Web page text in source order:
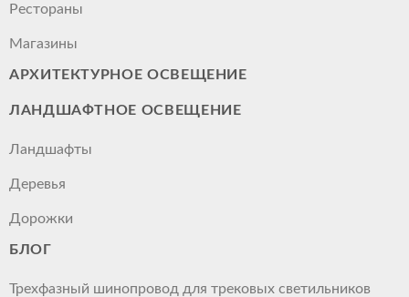
Рестораны
Магазины
АРХИТЕКТУРНОЕ ОСВЕЩЕНИЕ
ЛАНДШАФТНОЕ ОСВЕЩЕНИЕ
Ландшафты
Деревья
Дорожки
БЛОГ
Трехфазный шинопровод для трековых светильников